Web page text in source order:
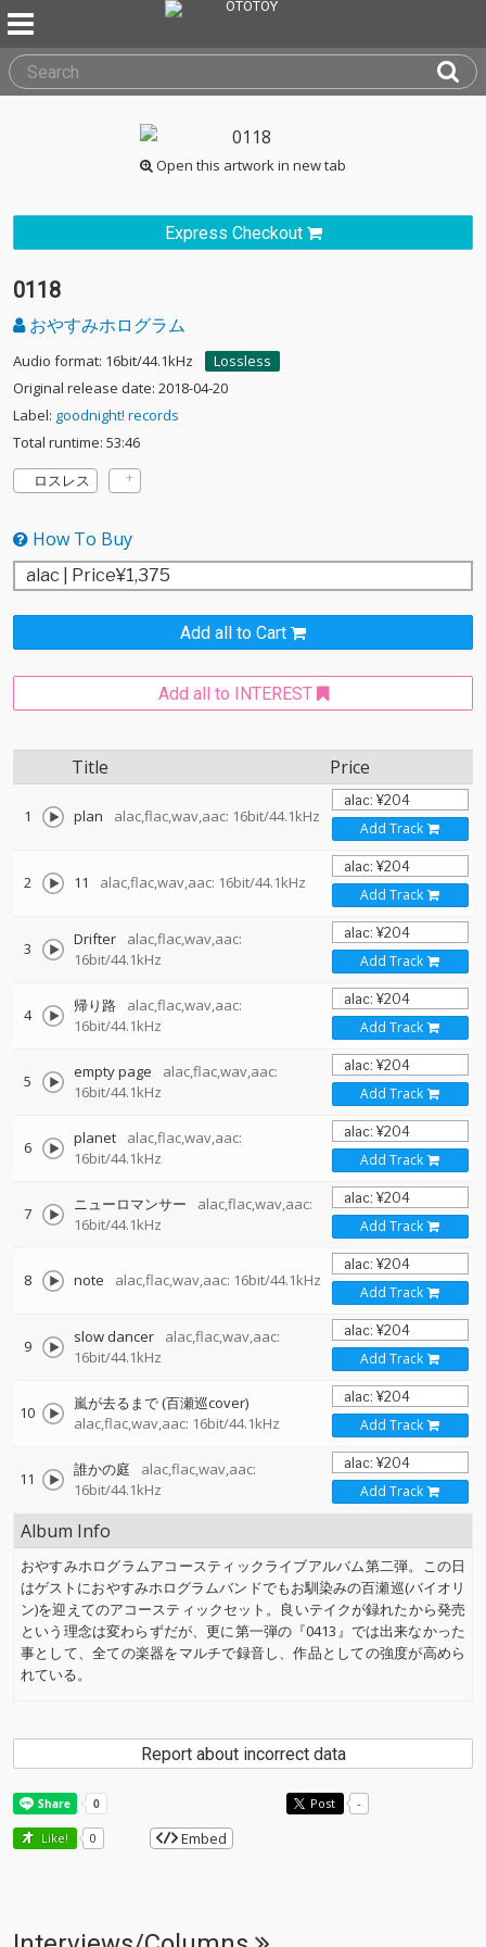
Open this artwork in new tab
Express Checkout
0118
おやすみホログラム
Audio format: 16bit/44.1kHz
Lossless
Original release date: 2018-04-20
Label: goodnight! records
Total runtime: 53:46
ロスレス
How To Buy
Add all to Cart
Add all to INTEREST
Title Price
1 plan alac,flac,wav,aac: 16bit/44.1kHz
Add Track
2 11 alac,flac,wav,aac: 16bit/44.1kHz
Add Track
3 Drifter
alac,flac,wav,aac:
16bit/44.1kHz
Add Track
4 帰り路
alac,flac,wav,aac:
16bit/44.1kHz
Add Track
5 empty page
alac,flac,wav,aac:
16bit/44.1kHz
Add Track
6 planet
alac,flac,wav,aac:
16bit/44.1kHz
Add Track
7 ニューロマンサー
alac,flac,wav,aac:
16bit/44.1kHz
Add Track
8 note alac,flac,wav,aac: 16bit/44.1kHz
Add Track
9 slow dancer
alac,flac,wav,aac:
16bit/44.1kHz
Add Track
10
嵐が去るまで (百瀬巡cover)
alac,flac,wav,aac: 16bit/44.1kHz
Add Track
11 誰かの庭
alac,flac,wav,aac:
16bit/44.1kHz
Add Track
Album Info
おやすみホログラムアコースティックライブアルバム第二弾。この日
はゲストにおやすみホログラムバンドでもお馴染みの百瀬巡(バイオリ
ン)を迎えてのアコースティックセット。良いテイクが録れたから発売
という理念は変わらずだが、更に第一弾の『0413』では出来なかった
事として、全ての楽器をマルチで録音し、作品としての強度が高めら
れている。
Report about incorrect data
Post -
Like! 0 Embed